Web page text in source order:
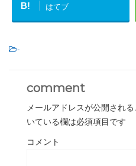
B! はてブ
-
comment
メールアドレスが公開される
いている欄は必須項目です
コメント